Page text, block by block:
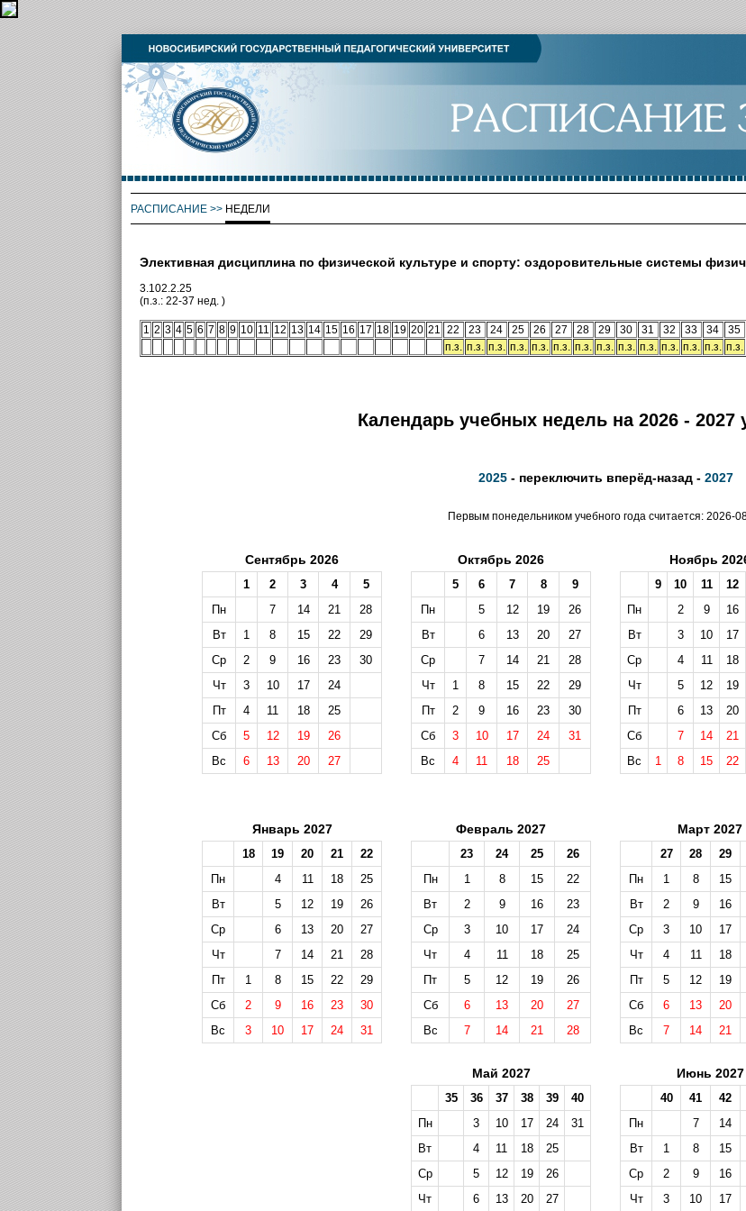
РАСПИСАНИЕ>> НЕДЕЛИ
Элективная дисциплина по физической культуре и спорту: оздоровительные системы
3.102.2.25
(п.з.: 22-37 нед. )
1 2 3 4 5 6 7 8 9 10 11 12 13 14 15 16 17 18 19 20 21 22 23 24 25 26 27 28 29 30 31 32 33 34 35
п.з. п.з. п.з. п.з. п.з. п.з. п.з. п.з. п.з. п.з. п.з. п.з. п.з. п.з.
Календарь учебных недель на 2026 - 2027
2025- переключить вперёд-назад - 2027
Первым понедельником учебного года считается: 2026-
Сентябрь 2026
1 2 3 4
5
Пн
7 14 21
28
Вт
1 8 15 22
29
Ср
2 9 16 23
30
Чт
3 10 17
24
Пт
4 11 18
25
Сб
5 12 19
26
Вс
6 13 20 27
Октябрь 2026
5 6 7 8
9
Пн
5 12 19
26
Вт
6 13 20
27
Ср
7 14 21
28
Чт
1 8 15 22
29
Пт
2 9 16 23
30
Сб
3 10 17 24
31
Вс
4 11 18 25
Ноябрь
9 10 11 12
Пн
2 9 16
Вт
3 10 17
Ср
4 11 18
Чт
5 12 19
Пт
6 13 20
Сб
7 14 21
Вс
1 8 15 22
Январь 2027
18 19 20 21
22
Пн
4 11 18
25
Вт
5 12 19
26
Ср
6 13 20
27
Чт
7 14 21
28
Пт
1 8 15 22
29
Сб
2 9 16 23
30
Вс
3 10 17 24 31
Февраль 2027
23 24 25
26
Пн
1 8 15
22
Вт
2 9 16
23
Ср
3 10 17
24
Чт
4 11 18
25
Пт
5 12 19
26
Сб
6 13 20
27
Вс
7 14 21 28
Март 2027
27 28 29
Пн
1 8 15
Вт
2 9 16
Ср
3 10 17
Чт
4 11 18
Пт
5 12 19
Сб
6 13 20
Вс
7 14 21
Май 2027
35 36 37 38 39
40
Пн
3 10 17 24
31
Вт
4 11 18
25
Ср
5 12 19
26
Чт
6 13 20 27
Июнь 2027
40 41 42
Пн
7 14
Вт
1 8 15
Ср
2 9 16
Чт
3 10 17